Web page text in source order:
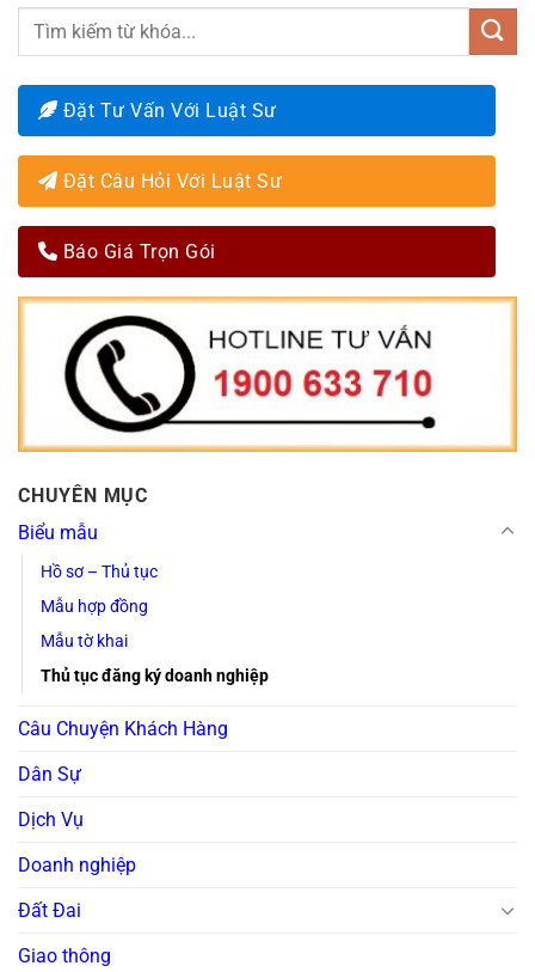
Đặt Tư Vấn Với Luật Sư
Đặt Câu Hỏi Với Luật Sư
Báo Giá Trọn Gói
CHUYÊN MỤC
Biểu mẫu
Hồ sơ – Thủ tục
Mẫu hợp đồng
Mẫu tờ khai
Thủ tục đăng ký doanh nghiệp
Câu Chuyện Khách Hàng
Dân Sự
Dịch Vụ
Doanh nghiệp
Đất Đai
Giao thông